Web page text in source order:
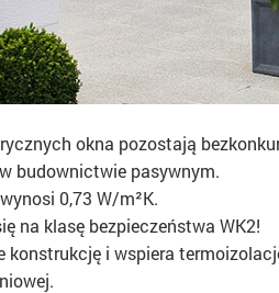
okna pozostają
budownictwie pasywnym.
0,73 W/m²K.
na klasę bezpieczeństwa WK2!
i wspiera